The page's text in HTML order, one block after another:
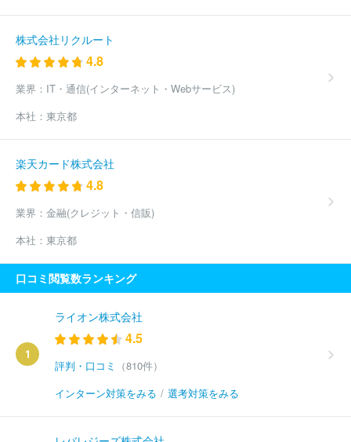
株式会社リクルート
4.8
業界： IT・通信(インターネット・Webサービス)
本社： 東京都
楽天カード株式会社
4.8
業界： 金融(クレジット・信販)
本社： 東京都
口コミ閲覧数ランキング
1
ライオン株式会社
4.5
評判・口コミ
（810件）
インターン対策をみる / 選考対策をみる